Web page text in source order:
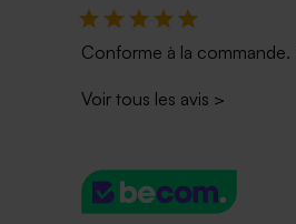
Conforme à la commande.
Voir tous les avis >